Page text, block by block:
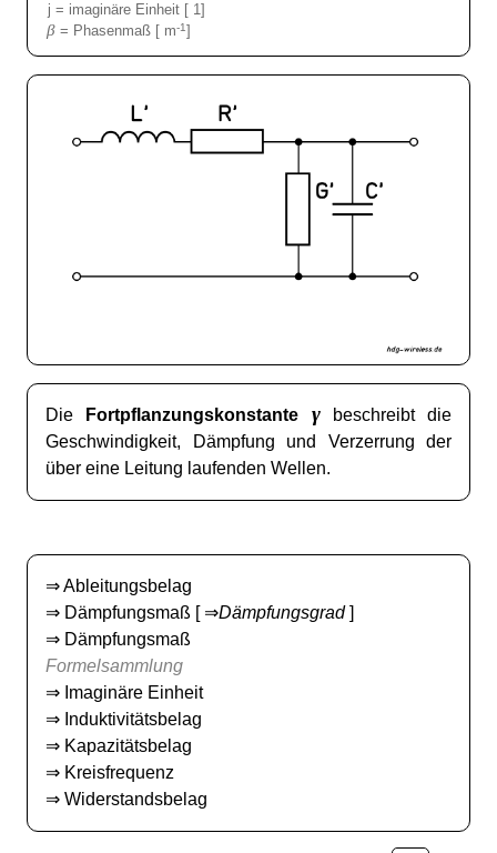
j = imaginäre Einheit [ 1]
β = Phasenmaß [ m-1]
Die Fortpflanzungskonstante γ beschreibt die
Geschwindigkeit, Dämpfung und Verzerrung der
über eine Leitung laufenden Wellen.
⇒Ableitungsbelag
⇒ Dämpfungsmaß [ ⇒Dämpfungsgrad]
⇒ Dämpfungsmaß
Formelsammlung
⇒ Imaginäre Einheit
⇒ Induktivitätsbelag
⇒ Kapazitätsbelag
⇒ Kreisfrequenz
⇒ Widerstandsbelag